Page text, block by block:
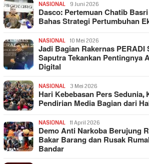
NASIONAL 9 Juni 2026
Dasco: Pertemuan Chatib
Bahas Strategi Pertumbuhan
NASIONAL 10 Mei 2026
Jadi Bagian Rakernas
Saputra Tekankan Pentingnya
Digital
NASIONAL 3 Mei 2026
Hari Kebebasan Pers Sedunia,
Pendirian Media Bagian dari
NASIONAL 11 April 2026
Demo Anti Narkoba Berujung
Bakar Barang dan Rusak
Bandar